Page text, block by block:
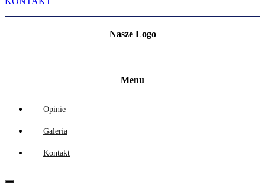
Nasze Logo
Menu
Opinie
Galeria
Kontakt